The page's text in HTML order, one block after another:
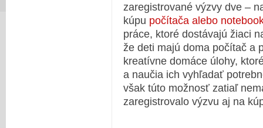
zaregistrované výzvy dve –
kúpu počítača alebo
práce, ktoré dostávajú žiaci
že deti majú doma počítač a
kreatívne domáce úlohy,
a naučia ich vyhľadať
však túto možnosť zatiaľ
zaregistrovalo výzvu aj na